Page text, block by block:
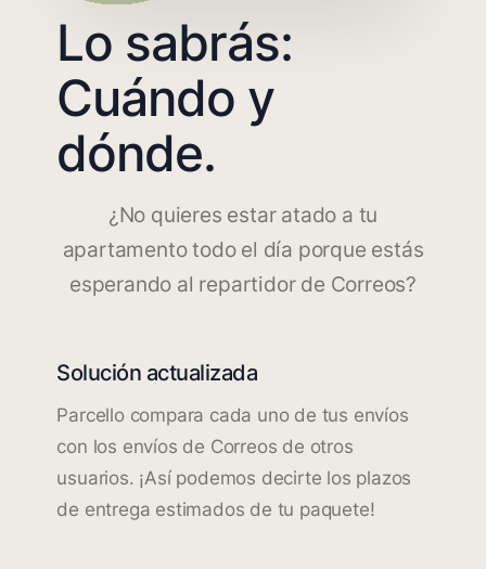
Lo sabrás:
Cuándo y
dónde.
¿No quieres estar atado a tu
apartamento todo el día porque estás
esperando al repartidor de Correos?
Solución actualizada
Parcello compara cada uno de tus envíos
con los envíos de Correos de otros
usuarios. ¡Así podemos decirte los plazos
de entrega estimados de tu paquete!